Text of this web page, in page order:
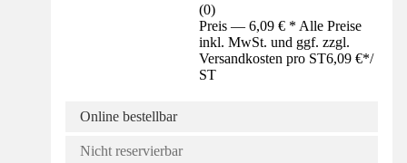
(0)
Preis — 6,09 € * Alle Preise
inkl. MwSt. und ggf. zzgl.
Versandkosten pro ST6,09 €*/
ST
Online bestellbar
Nicht reservierbar